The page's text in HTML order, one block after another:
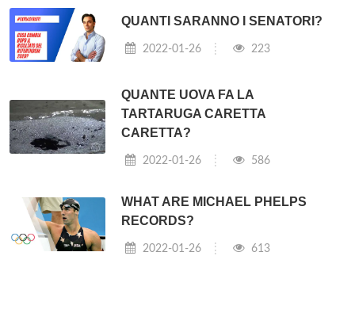
QUANTI SARANNO I SENATORI?
2022-01-26 223
QUANTE UOVA FA LA
TARTARUGA CARETTA
CARETTA?
2022-01-26 586
WHAT ARE MICHAEL PHELPS
RECORDS?
2022-01-26 613